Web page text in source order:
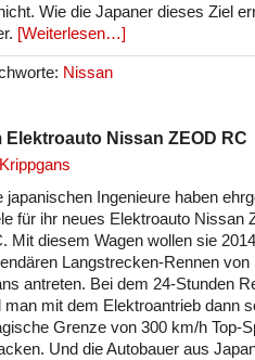
Wie die Japaner dieses Ziel
[Weiterlesen…]
Nissan
Nissan ZEOD RC
japanischen Ingenieure haben
für ihr neues Elektroauto Nissan
Mit diesem Wagen wollen sie
Langstrecken-Rennen von
antreten. Bei dem 24-Stunden
man mit dem Elektroantrieb dann
Grenze von 300 km/h Top-
Und die Autobauer aus